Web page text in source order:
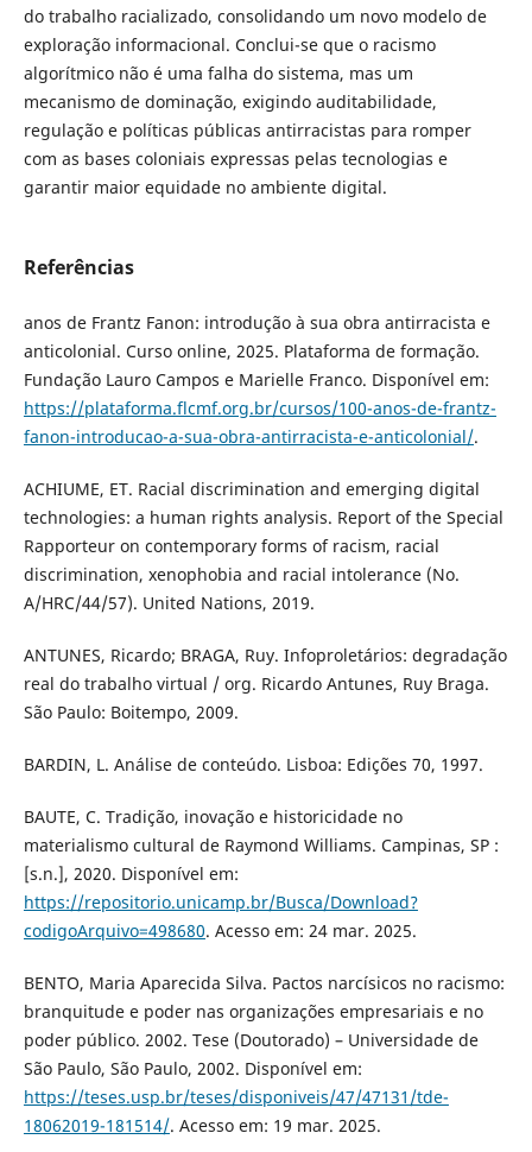
do trabalho racializado, consolidando um novo modelo de
exploração informacional. Conclui-se que o racismo
algorítmico não é uma falha do sistema, mas um
mecanismo de dominação, exigindo auditabilidade,
regulação e políticas públicas antirracistas para romper
com as bases coloniais expressas pelas tecnologias e
garantir maior equidade no ambiente digital.
Referências
anos de Frantz Fanon: introdução à sua obra antirracista e
anticolonial. Curso online, 2025. Plataforma de formação.
Fundação Lauro Campos e Marielle Franco. Disponível em:
https://plataforma.flcmf.org.br/cursos/100-anos-de-frantz-
fanon-introducao-a-sua-obra-antirracista-e-anticolonial/.
ACHIUME, ET. Racial discrimination and emerging digital
technologies: a human rights analysis. Report of the Special
Rapporteur on contemporary forms of racism, racial
discrimination, xenophobia and racial intolerance (No.
A/HRC/44/57). United Nations, 2019.
ANTUNES, Ricardo; BRAGA, Ruy. Infoproletários: degradação
real do trabalho virtual / org. Ricardo Antunes, Ruy Braga.
São Paulo: Boitempo, 2009.
BARDIN, L. Análise de conteúdo. Lisboa: Edições 70, 1997.
BAUTE, C. Tradição, inovação e historicidade no
materialismo cultural de Raymond Williams. Campinas, SP :
[s.n.], 2020. Disponível em:
https://repositorio.unicamp.br/Busca/Download?
codigoArquivo=498680. Acesso em: 24 mar. 2025.
BENTO, Maria Aparecida Silva. Pactos narcísicos no racismo:
branquitude e poder nas organizações empresariais e no
poder público. 2002. Tese (Doutorado) – Universidade de
São Paulo, São Paulo, 2002. Disponível em:
https://teses.usp.br/teses/disponiveis/47/47131/tde-
18062019-181514/. Acesso em: 19 mar. 2025.